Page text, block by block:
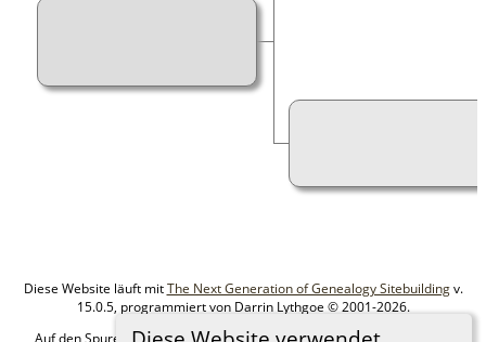
Diese Website läuft mitThe Next Generation of Genealogy Sitebuildingv.
15.0.5, programmiert von Darrin Lythgoe © 2001-2026.
Auf den Spuren meiner Ahnen - erstellt und betreut vonMIchael Klein